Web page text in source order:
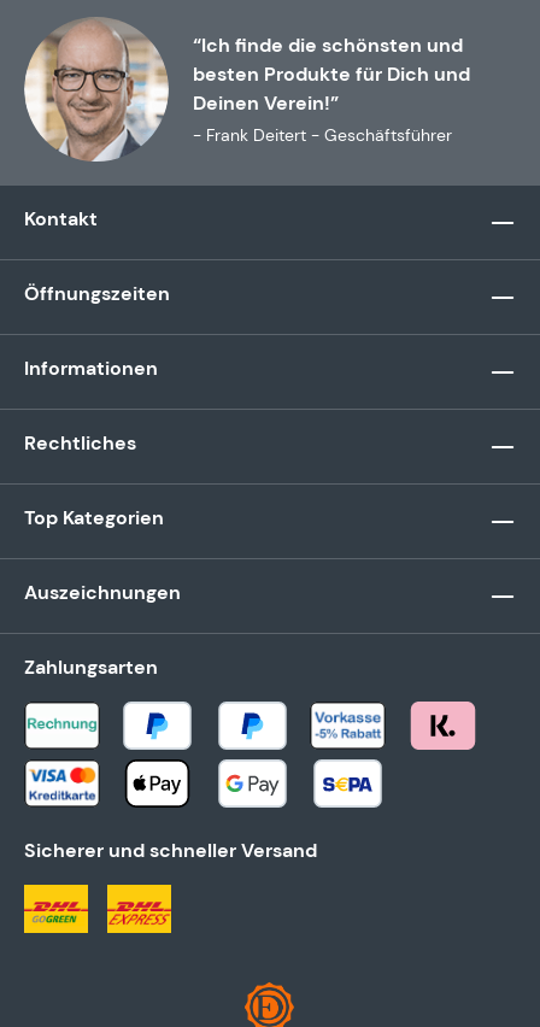
“Ich finde die schönsten und
besten Produkte für Dich und
Deinen Verein!”
- Frank Deitert - Geschäftsführer
Kontakt
Öffnungszeiten
Informationen
Rechtliches
Top Kategorien
Auszeichnungen
Zahlungsarten
Sicherer und schneller Versand